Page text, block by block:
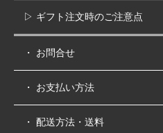
▷ ギフト注文時のご注意点
・ お問合せ
・ お支払い方法
・ 配送方法・送料